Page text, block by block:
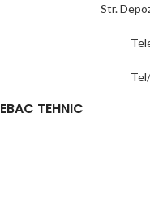
Str.
EBAC TEHNIC